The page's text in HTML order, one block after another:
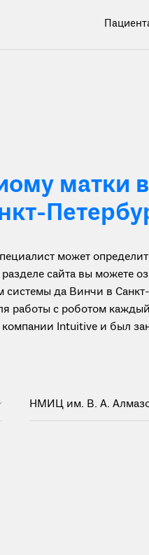
матки
может
сайта вы можете
системы да Винчи в
работы с роботом
Intuitive и был
НМИЦ им. В. А.